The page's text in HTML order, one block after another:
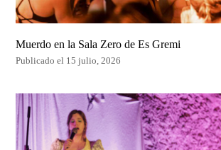
Muerdo en la Sala Zero de Es Gremi
Publicado el 15 julio, 2026